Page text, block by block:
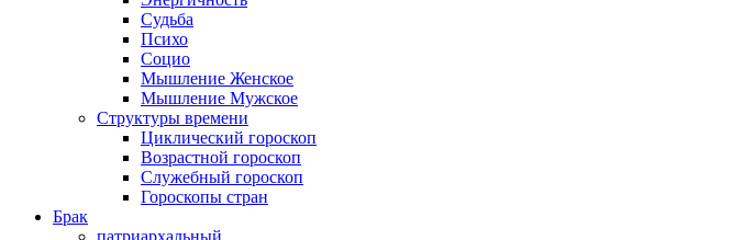
Судьба
Психо
Социо
Мышление Женское
Мышление Мужское
Структуры времени
Циклический гороскоп
Возрастной гороскоп
Служебный гороскоп
Гороскопы стран
Брак
патриархальный